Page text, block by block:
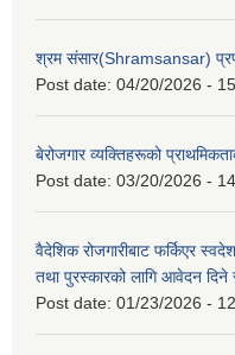
श्रम संसार(Shramsansar)
Post date: 04/20/2026 -
बेरोजगार व्यक्तिहरूको
Post date: 03/20/2026 -
वैदेशिक रोजगारीबाट फर्किएर
तथा पुरस्कारको लागि आवेदन दिने
Post date: 01/23/2026 -